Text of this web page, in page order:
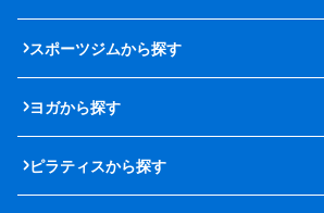
スポーツジムから探す
ヨガから探す
ピラティスから探す